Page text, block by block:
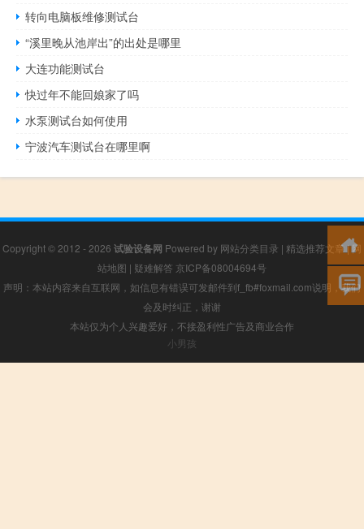
转向电脑板维修测试台
“溪里晚从池岸出”的出处是哪里
大连功能测试台
快过年不能回娘家了吗
水泵测试台如何使用
宁波汽车测试台在哪里啊
Copyright © 2012 - 2026 试验设备网 Powered by 网站分类目录 | 精选推荐文章 |网
站地图 | 疑难解答 京ICP备08004694号
声明：本站内容来自互联网，如信息有错误可发邮件到f_fb#foxmail.com说明，我们
会及时纠正，谢谢
本站仅为个人兴趣爱好，不接盈利性广告及商业合作
小男孩